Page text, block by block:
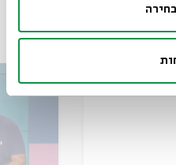
אבי חי